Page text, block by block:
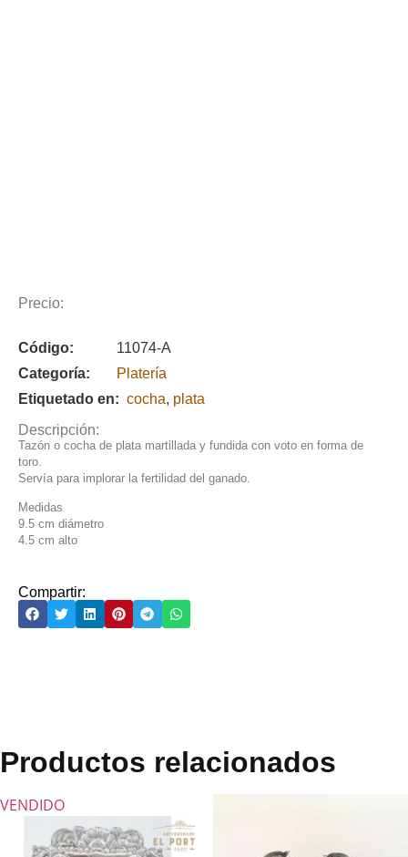
Precio:
Código:
11074-A
Categoría:
Platería
Etiquetado en: cocha, plata
Descripción:
Tazón o cocha de plata martillada y fundida con voto en forma de
toro.
Servía para implorar la fertilidad del ganado.
Medidas
9.5 cm diámetro
4.5 cm alto
Compartir:
Productos relacionados
VENDIDO